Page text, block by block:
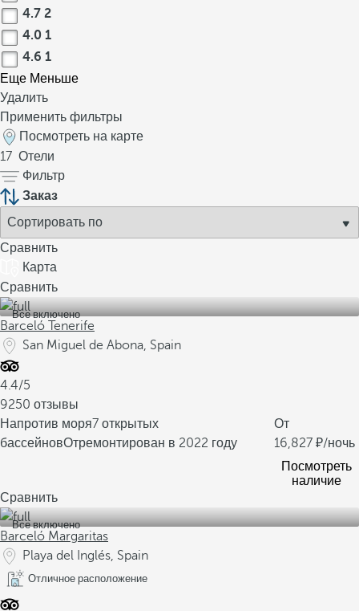
4.7 2
4.0 1
4.6 1
Еще Меньше
Удалить
Применить фильтры
Посмотреть на карте
17 Отели
Фильтр
Заказ
Сравнить
Карта
Сравнить
Все включено
Barceló Tenerife
San Miguel de Abona, Spain
4.4/5
9250 отзывы
Напротив моря7 открытых
бассейновОтремонтирован в 2022 году
От
16,827
/ночь
Посмотреть
наличие
Сравнить
Все включено
Barceló Margaritas
Playa del Inglés, Spain
Отличное расположение